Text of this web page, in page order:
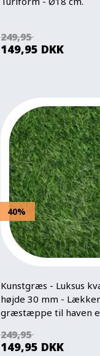
249,95
149,95 DKK
40%
Kunstgræs - Luksus
højde 30 mm -
græstæppe til haven
249,95
149,95 DKK